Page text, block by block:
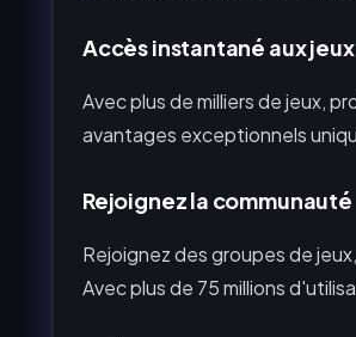
Accès instantané aux jeux
Avec plus de milliers de jeux,
avantages exceptionnels
Rejoignez la communauté
Rejoignez des groupes de
Avec plus de 75 millions